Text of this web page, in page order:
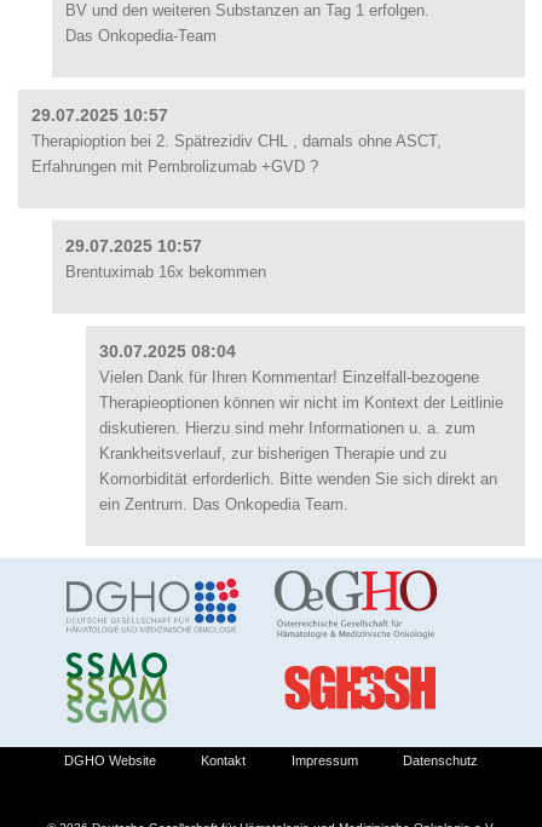
BV und den weiteren Substanzen an Tag 1 erfolgen.
Das Onkopedia-Team
29.07.2025 10:57
Therapioption bei 2. Spätrezidiv CHL , damals ohne ASCT,
Erfahrungen mit Pembrolizumab +GVD ?
29.07.2025 10:57
Brentuximab 16x bekommen
30.07.2025 08:04
Vielen Dank für Ihren Kommentar! Einzelfall-bezogene
Therapieoptionen können wir nicht im Kontext der Leitlinie
diskutieren. Hierzu sind mehr Informationen u. a. zum
Krankheitsverlauf, zur bisherigen Therapie und zu
Komorbidität erforderlich. Bitte wenden Sie sich direkt an
ein Zentrum. Das Onkopedia Team.
DGHO Website Kontakt Impressum Datenschutz